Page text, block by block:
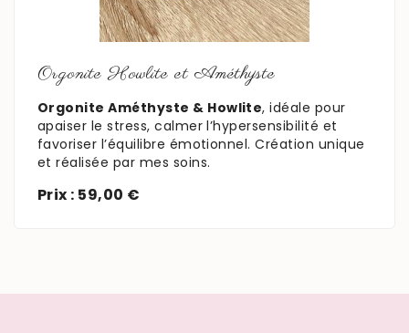
Orgonite Howlite et Améthyste
Orgonite Améthyste & Howlite, idéale pour
apaiser le stress, calmer l’hypersensibilité et
favoriser l’équilibre émotionnel. Création unique
et réalisée par mes soins.
Prix : 59,00 €
En savoir plus